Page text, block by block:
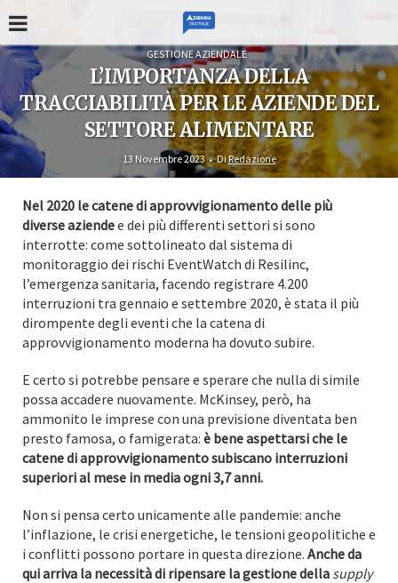
GESTIONE AZIENDALE
L’IMPORTANZA DELLA
TRACCIABILITÀ PER LE AZIENDE DEL
SETTORE ALIMENTARE
13 Novembre 2023 DiRedazione
Nel 2020 le catene di approvvigionamento delle più
diverse aziendee dei più differenti settori si sono
interrotte: come sottolineato dal sistema di
monitoraggio dei rischi EventWatch di Resilinc,
l’emergenza sanitaria, facendo registrare 4.200
interruzioni tra gennaio e settembre 2020, è stata il più
dirompente degli eventi che la catena di
approvvigionamento moderna ha dovuto subire.
E certo si potrebbe pensare e sperare che nulla di simile
possa accadere nuovamente. McKinsey, però, ha
ammonito le imprese con una previsione diventata ben
presto famosa, o famigerata: è bene aspettarsi che le
catene di approvvigionamento subiscano interruzioni
superiori al mese in media ogni 3,7 anni.
Non si pensa certo unicamente alle pandemie: anche
l’inflazione, le crisi energetiche, le tensioni geopolitiche e
i conflitti possono portare in questa direzione. Anche da
qui arriva la necessità di ripensare la gestione della supply